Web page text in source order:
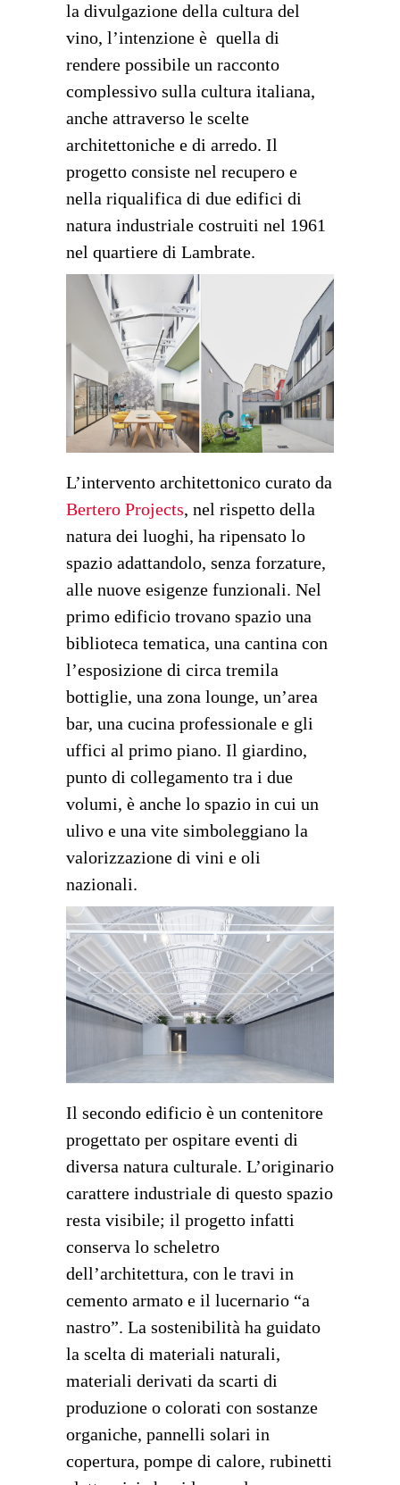
la divulgazione della cultura del
vino, l’intenzione è quella di
rendere possibile un racconto
complessivo sulla cultura italiana,
anche attraverso le scelte
architettoniche e di arredo. Il
progetto consiste nel recupero e
nella riqualifica di due edifici di
natura industriale costruiti nel 1961
nel quartiere di Lambrate.
L’intervento architettonico curato da
Bertero Projects, nel rispetto della
natura dei luoghi, ha ripensato lo
spazio adattandolo, senza forzature,
alle nuove esigenze funzionali. Nel
primo edificio trovano spazio una
biblioteca tematica, una cantina con
l’esposizione di circa tremila
bottiglie, una zona lounge, un’area
bar, una cucina professionale e gli
uffici al primo piano. Il giardino,
punto di collegamento tra i due
volumi, è anche lo spazio in cui un
ulivo e una vite simboleggiano la
valorizzazione di vini e oli
nazionali.
Il secondo edificio è un contenitore
progettato per ospitare eventi di
diversa natura culturale. L’originario
carattere industriale di questo spazio
resta visibile; il progetto infatti
conserva lo scheletro
dell’architettura, con le travi in
cemento armato e il lucernario “a
nastro”. La sostenibilità ha guidato
la scelta di materiali naturali,
materiali derivati da scarti di
produzione o colorati con sostanze
organiche, pannelli solari in
copertura, pompe di calore, rubinetti